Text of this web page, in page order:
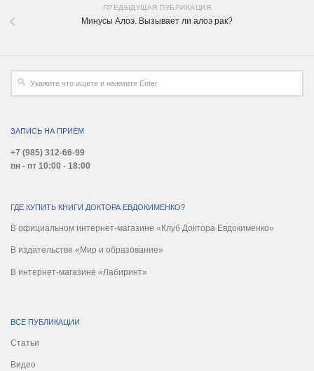
ПРЕДЫДУЩАЯ ПУБЛИКАЦИЯ
Минусы Алоэ. Вызывает ли алоэ рак?
ЗАПИСЬ НА ПРИЁМ
+7 (985) 312-66-99
пн - пт 10:00 - 18:00
ГДЕ КУПИТЬ КНИГИ ДОКТОРА ЕВДОКИМЕНКО?
В официальном интернет-магазине «Клуб Доктора Евдокименко»
В издательстве «Мир и образование»
В интернет-магазине «Лабиринт»
ВСЕ ПУБЛИКАЦИИ
Статьи
Видео